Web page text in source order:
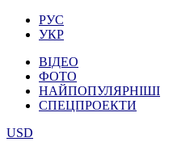
РУС
УКР
ВІДЕО
ФОТО
НАЙПОПУЛЯРНІШІ
СПЕЦПРОЕКТИ
USD